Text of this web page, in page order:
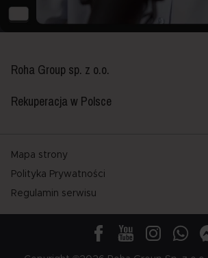
Roha Group sp. z o.o.
Rekuperacja w Polsce
Mapa strony
Polityka Prywatności
Regulamin serwisu